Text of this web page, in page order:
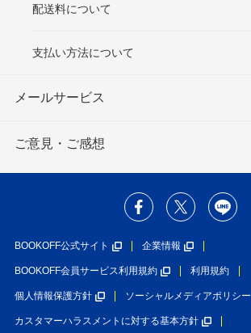
配送料について
支払い方法について
メールサービス
ご意見・ご感想
BOOKOFF公式サイト 企業情報
BOOKOFF会員サービス利用規約 利用規約
個人情報保護方針 ソーシャルメディアポリシー
カスタマーハラスメントに対する基本方針